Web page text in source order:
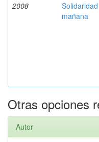
2008
mañana
Otras opciones
Autor